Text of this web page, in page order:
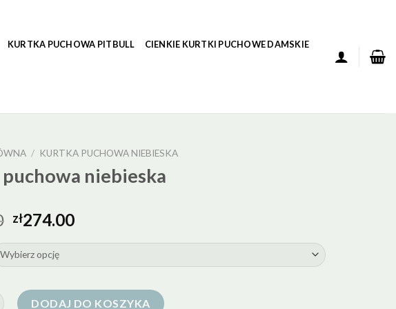
KURTKA PUCHOWA PITBULL CIENKIE KURTKI PUCHOWE DAMSKIE
/ KURTKA PUCHOWA NIEBIESKA
niebieska
zł274.00
niebieska
DODAJ DO KOSZYKA